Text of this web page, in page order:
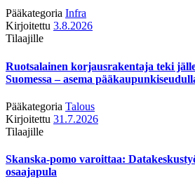
Pääkategoria Infra
Kirjoitettu 3.8.2026
Tilaajille
Ruotsalainen korjausrakentaja teki
Suomessa – asema
Pääkategoria Talous
Kirjoitettu 31.7.2026
Tilaajille
Skanska-pomo varoittaa:
osaajapula